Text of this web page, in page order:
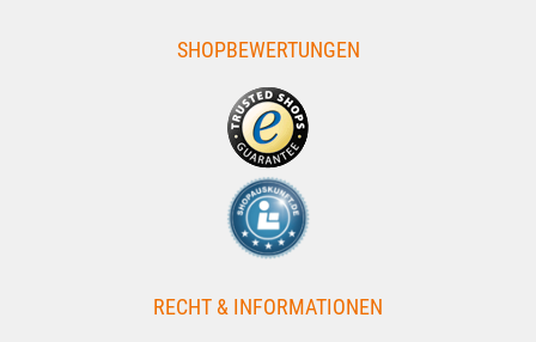
SHOPBEWERTUNGEN
RECHT & INFORMATIONEN